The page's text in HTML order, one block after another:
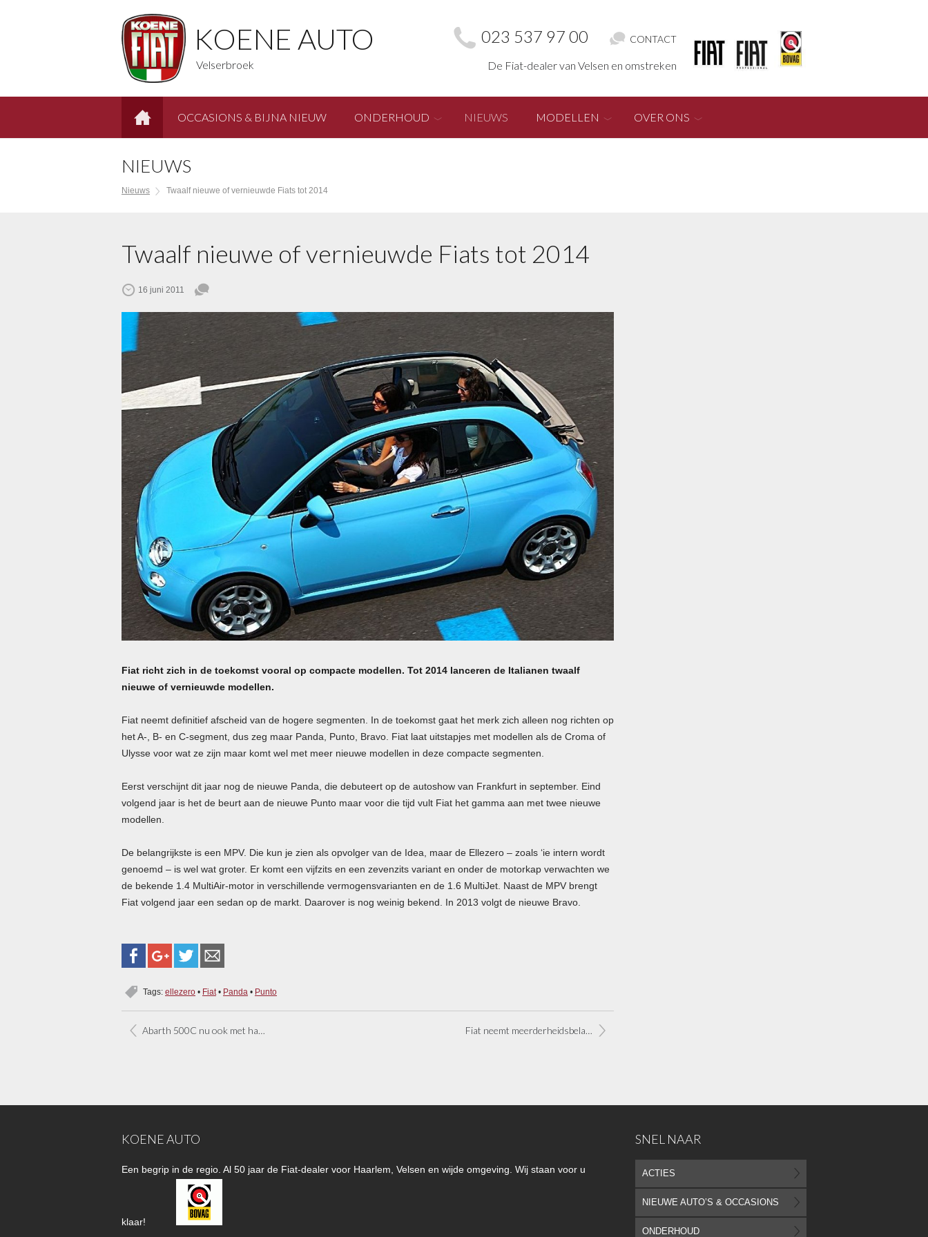
KOENE AUTO
Velserbroek
023 537 97 00 CONTACT
De Fiat-dealer van Velsen en omstreken
OCCASIONS & BIJNA NIEUW ONDERHOUD NIEUWS MODELLEN OVER ONS
NIEUWS
Nieuws Twaalf nieuwe of vernieuwde Fiats tot 2014
Twaalf nieuwe of vernieuwde Fiats tot 2014
16 juni 2011
Fiat richt zich in de toekomst vooral op compacte modellen. Tot 2014 lanceren de Italianen twaalf
nieuwe of vernieuwde modellen.
Fiat neemt definitief afscheid van de hogere segmenten. In de toekomst gaat het merk zich alleen nog richten op
het A-, B- en C-segment, dus zeg maar Panda, Punto, Bravo. Fiat laat uitstapjes met modellen als de Croma of
Ulysse voor wat ze zijn maar komt wel met meer nieuwe modellen in deze compacte segmenten.
Eerst verschijnt dit jaar nog de nieuwe Panda, die debuteert op de autoshow van Frankfurt in september. Eind
volgend jaar is het de beurt aan de nieuwe Punto maar voor die tijd vult Fiat het gamma aan met twee nieuwe
modellen.
De belangrijkste is een MPV. Die kun je zien als opvolger van de Idea, maar de Ellezero – zoals ‘ie intern wordt
genoemd – is wel wat groter. Er komt een vijfzits en een zevenzits variant en onder de motorkap verwachten we
de bekende 1.4 MultiAir-motor in verschillende vermogensvarianten en de 1.6 MultiJet. Naast de MPV brengt
Fiat volgend jaar een sedan op de markt. Daarover is nog weinig bekend. In 2013 volgt de nieuwe Bravo.
Tags: ellezero • Fiat • Panda • Punto
Abarth 500C nu ook met handbak Fiat neemt meerderheidsbelang in Chrysler
KOENE AUTO
Een begrip in de regio. Al 50 jaar de Fiat-dealer voor Haarlem, Velsen en wijde omgeving. Wij staan voor u
klaar!
SNEL NAAR
ACTIES
NIEUWE AUTO’S & OCCASIONS
ONDERHOUD